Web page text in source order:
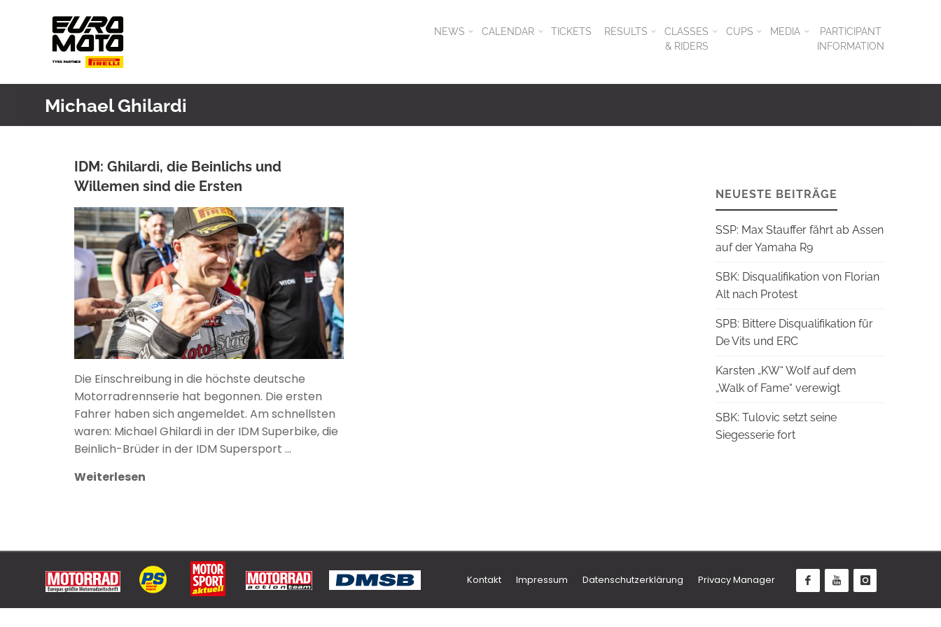
NEWS CALENDAR TICKETS RESULTS
CLASSES
& RIDERS
CUPS MEDIA
PARTICIPANT
INFORMATION
Michael Ghilardi
IDM: Ghilardi, die Beinlichs und
Willemen sind die Ersten
ANKE WIECZOREK
Die Einschreibung in die höchste deutsche
Motorradrennserie hat begonnen. Die ersten
Fahrer haben sich angemeldet. Am schnellsten
waren: Michael Ghilardi in der IDM Superbike, die
Beinlich-Brüder in der IDM Supersport …
Weiterlesen
NEUESTE BEITRÄGE
SSP: Max Stauffer fährt ab Assen
auf der Yamaha R9
SBK: Disqualifikation von Florian
Alt nach Protest
SPB: Bittere Disqualifikation für
De Vits und ERC
Karsten „KW“ Wolf auf dem
„Walk of Fame“ verewigt
SBK: Tulovic setzt seine
Siegesserie fort
Kontakt Impressum Datenschutzerklärung Privacy Manager